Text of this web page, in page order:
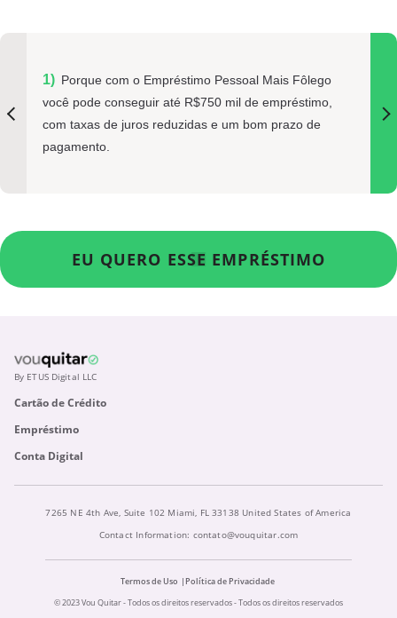
Porque com o Empréstimo Pessoal Mais Fôlego
você pode conseguir até R$750 mil de empréstimo,
com taxas de juros reduzidas e um bom prazo de
pagamento.
EU QUERO ESSE EMPRÉSTIMO
By ETUS Digital LLC
Cartão de Crédito
Empréstimo
Conta Digital
7265 NE 4th Ave, Suite 102 Miami, FL 33138 United States of America
Contact Information: contato@vouquitar.com
Termos de Uso
Política de Privacidade
© 2023 Vou Quitar - Todos os direitos reservados - Todos os direitos reservados